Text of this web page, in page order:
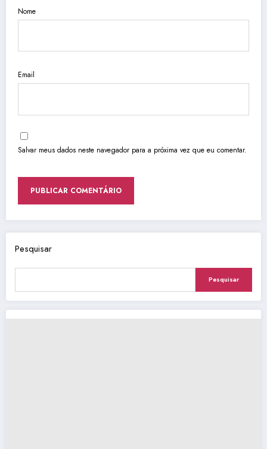
Nome
Email
Salvar meus dados neste navegador para a próxima vez que eu comentar.
Pesquisar
Pesquisar